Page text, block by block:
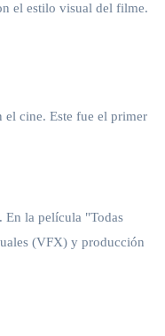
el estilo visual del filme.
el cine. Este fue el primer